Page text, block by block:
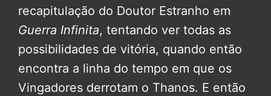
recapitulação do Doutor Estranho em
Guerra Infinita, tentando ver todas as
possibilidades de vitória, quando então
encontra a linha do tempo em que os
Vingadores derrotam o Thanos. E então